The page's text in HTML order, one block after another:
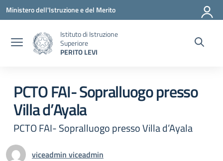
Vai ai contenuti
Vai al menu di navigazione
Vai al footer
Ministero dell'Istruzione e del Merito
Istituto di Istruzione
Superiore
PERITO LEVI
PCTO FAI- Sopralluogo presso
Villa d’Ayala
PCTO FAI- Sopralluogo presso Villa d’Ayala
viceadmin viceadmin